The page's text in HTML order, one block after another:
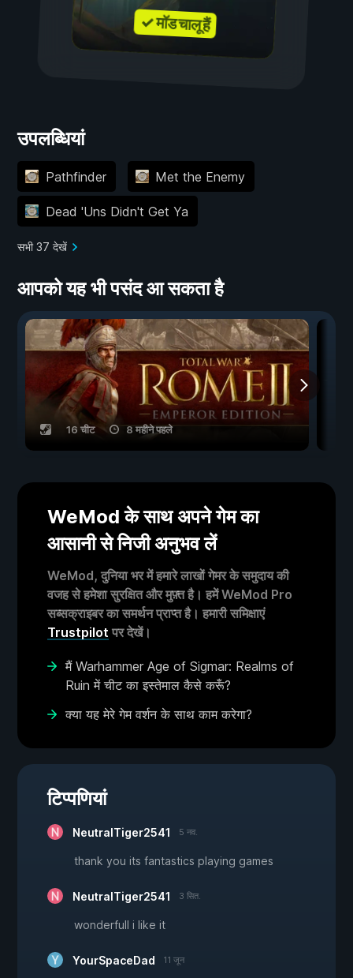
✓ मॉड चालू हैं
उपलब्धियां
Pathfinder Met the Enemy
Dead 'Uns Didn't Get Ya
सभी 37 देखें
आपको यह भी पसंद आ सकता है
16 चीट 8 महीने पहले
WeMod के साथ अपने गेम का
आसानी से निजी अनुभव लें
WeMod, दुनिया भर में हमारे लाखों गेमर के समुदाय की
वजह से हमेशा सुरक्षित और मुफ़्त है। हमें WeMod Pro
सब्सक्राइबर का समर्थन प्राप्त है। हमारी समिक्षाएं
Trustpilot पर देखें।
मैं Warhammer Age of Sigmar: Realms of
Ruin में चीट का इस्तेमाल कैसे करूँ?
क्या यह मेरे गेम वर्शन के साथ काम करेगा?
टिप्पणियां
NeutralTiger2541 5 नव.
thank you its fantastics playing games
NeutralTiger2541 3 सित.
wonderfull i like it
YourSpaceDad 11 जून